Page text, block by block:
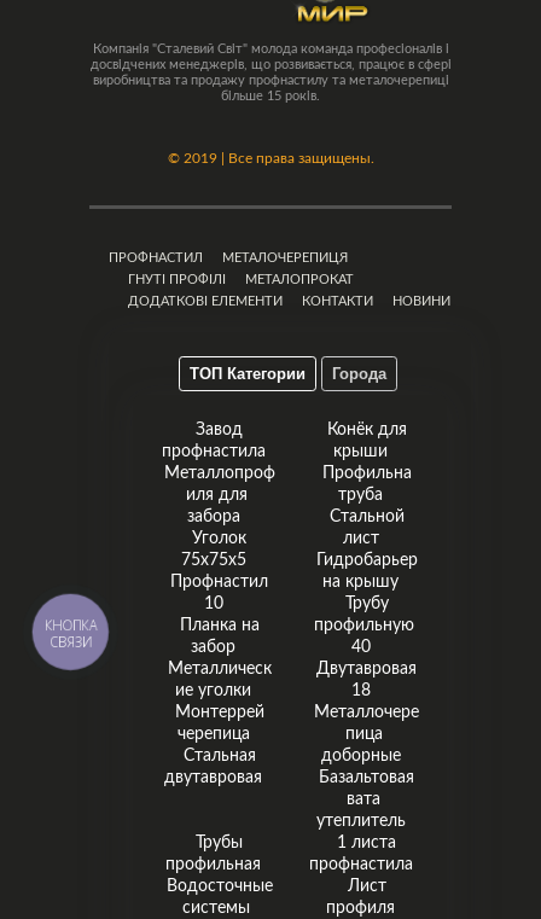
Компанія "Сталевий Світ" молода команда професіоналів і
досвідчених менеджерів, що розвивається, працює в сфері
виробництва та продажу профнастилу та металочерепиці
більше 15 років.
© 2019 | Все права защищены.
ПРОФНАСТИЛ
МЕТАЛОЧЕРЕПИЦЯ
ГНУТІ ПРОФІЛІ
МЕТАЛОПРОКАТ
ДОДАТКОВІ ЕЛЕМЕНТИ
КОНТАКТИ НОВИНИ
ТОП Категории Города
Завод
профнастила
Металлопроф
иля для
забора
Уголок
75х75х5
Профнастил
10
Планка на
забор
Металлическ
ие уголки
Монтеррей
черепица
Стальная
двутавровая
Конёк для
крыши
Профильна
труба
Стальной
лист
Гидробарьер
на крышу
Трубу
профильную
40
Двутавровая
18
Металлочере
пица
доборные
Базальтовая
вата
утеплитель
Трубы
профильная
Водосточные
системы
1 листа
профнастила
Лист
профиля
КНОПКА
СВЯЗИ